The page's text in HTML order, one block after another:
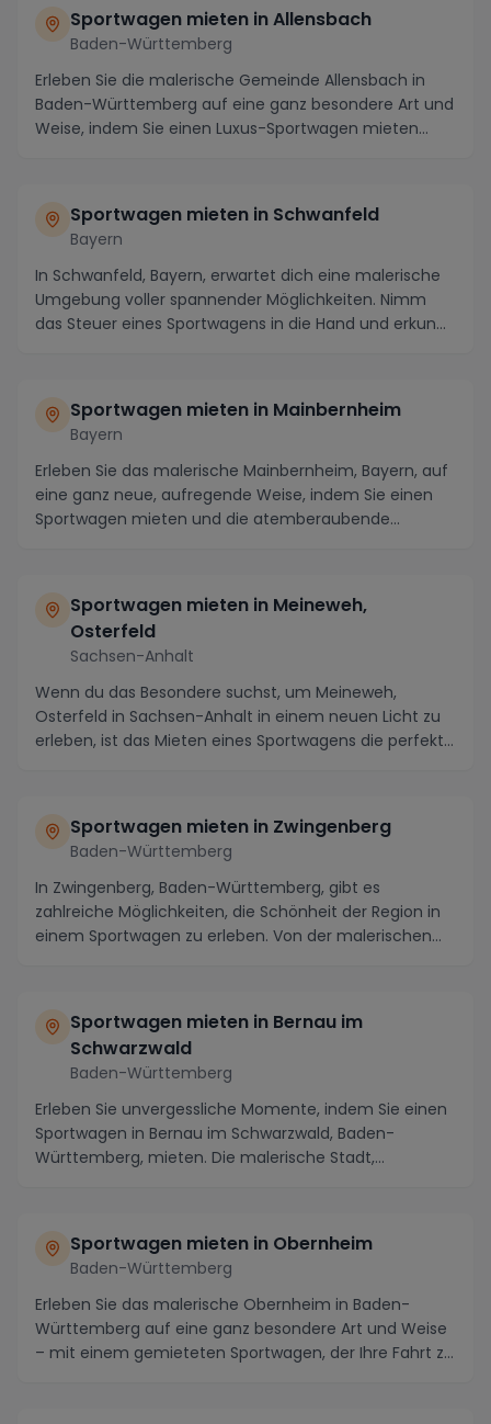
Sportwagen mieten in Allensbach
Baden-Württemberg
Erleben Sie die malerische Gemeinde Allensbach in
Baden-Württemberg auf eine ganz besondere Art und
Weise, indem Sie einen Luxus-Sportwagen mieten
Sportwagen mieten in Schwanfeld
Bayern
In Schwanfeld, Bayern, erwartet dich eine malerische
Umgebung voller spannender Möglichkeiten. Nimm
das Steuer eines Sportwagens in die Hand und erkun...
Sportwagen mieten in Mainbernheim
Bayern
Erleben Sie das malerische Mainbernheim, Bayern, auf
eine ganz neue, aufregende Weise, indem Sie einen
Sportwagen mieten und die atemberaubende
Sportwagen mieten in Meineweh,
Osterfeld
Sachsen-Anhalt
Wenn du das Besondere suchst, um Meineweh,
Osterfeld in Sachsen-Anhalt in einem neuen Licht zu
erleben, ist das Mieten eines Sportwagens die perfekte
Sportwagen mieten in Zwingenberg
Baden-Württemberg
In Zwingenberg, Baden-Württemberg, gibt es
zahlreiche Möglichkeiten, die Schönheit der Region in
einem Sportwagen zu erleben. Von der malerischen
Sportwagen mieten in Bernau im
Schwarzwald
Baden-Württemberg
Erleben Sie unvergessliche Momente, indem Sie einen
Sportwagen in Bernau im Schwarzwald, Baden-
Württemberg, mieten. Die malerische Stadt,
Sportwagen mieten in Obernheim
Baden-Württemberg
Erleben Sie das malerische Obernheim in Baden-
Württemberg auf eine ganz besondere Art und Weise
– mit einem gemieteten Sportwagen, der Ihre Fahrt zu